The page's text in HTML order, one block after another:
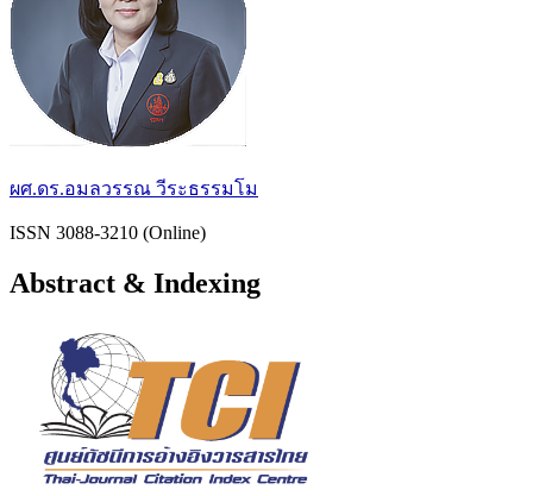
ผศ.ดร.อมลวรรณ วีระธรรมโม
ISSN 3088-3210 (Online)
Abstract & Indexing